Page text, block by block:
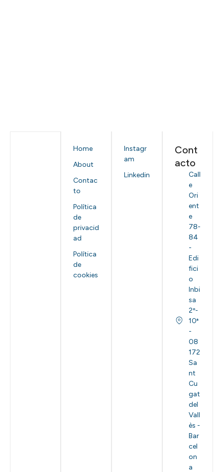
Home
About
Contac
to
Política
de
privacid
ad
Política
de
cookies
Instagr
am
Linkedin
Cont
acto
Call
e
Ori
ent
e
78-
84
-
Edi
fici
o
Inbi
sa
2º-
10ª
-
08
172
Sa
nt
Cu
gat
del
Vall
ès -
Bar
cel
on
a